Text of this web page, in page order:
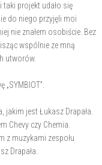
taki projekt udało się
do niego przyjęli moi
nie znałem osobiście. Bez
wspólnie ze mną
utworów.
jakim jest Łukasz Drapała.
Chevy czy Chemia.
z muzykami zespołu
Drapała.